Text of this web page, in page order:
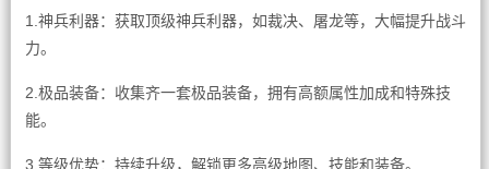
1.神兵利器：获取顶级神兵利器，如裁决、屠龙等，大幅提升战斗
力。
2.极品装备：收集齐一套极品装备，拥有高额属性加成和特殊技
能。
3.等级优势：持续升级，解锁更多高级地图、技能和装备。